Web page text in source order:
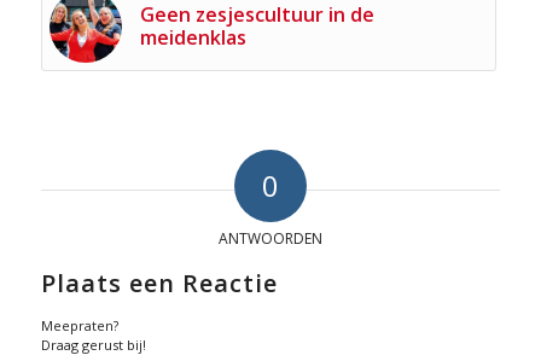
Geen zesjescultuur in de
meidenklas
0
ANTWOORDEN
Plaats een Reactie
Meepraten?
Draag gerust bij!